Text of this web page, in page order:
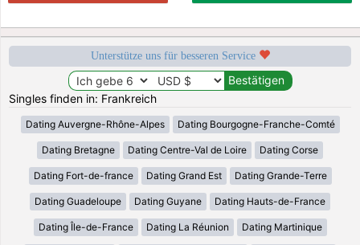
Unterstütze uns für besseren Service
Singles finden in: Frankreich
Dating Auvergne-Rhône-Alpes Dating Bourgogne-Franche-Comté
Dating Bretagne Dating Centre-Val de Loire Dating Corse
Dating Fort-de-france Dating Grand Est Dating Grande-Terre
Dating Guadeloupe Dating Guyane Dating Hauts-de-France
Dating Île-de-France Dating La Réunion Dating Martinique